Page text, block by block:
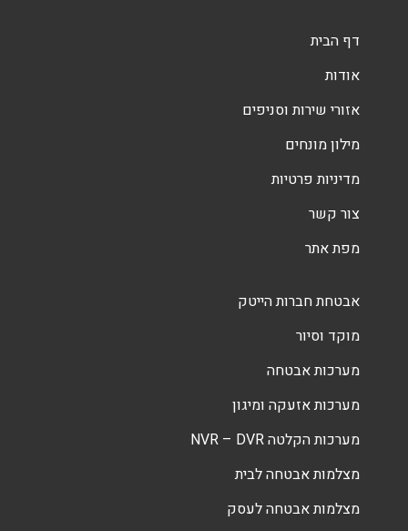
דף הבית
אודות
אזורי שירות וסניפים
מילון מונחים
מדיניות פרטיות
צור קשר
מפת אתר
אבטחת חברות הייטק
מוקד וסיור
מערכות אבטחה
מערכות אזעקה ומיגון
מערכות הקלטה NVR – DVR
מצלמות אבטחה לבית
מצלמות אבטחה לעסק